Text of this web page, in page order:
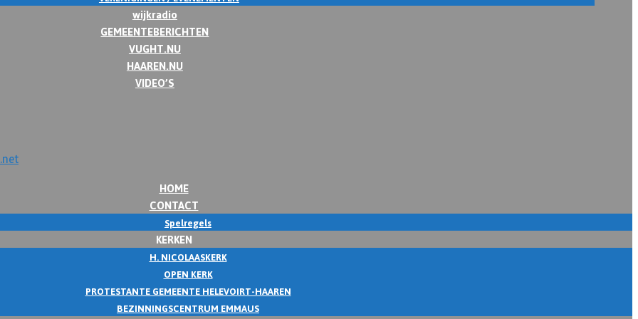
wijkradio
GEMEENTEBERICHTEN
VUGHT.NU
HAAREN.NU
VIDEO’S
HOME
CONTACT
Spelregels
KERKEN
H. NICOLAASKERK
OPEN KERK
PROTESTANTE GEMEENTE HELEVOIRT-HAAREN
BEZINNINGSCENTRUM EMMAUS